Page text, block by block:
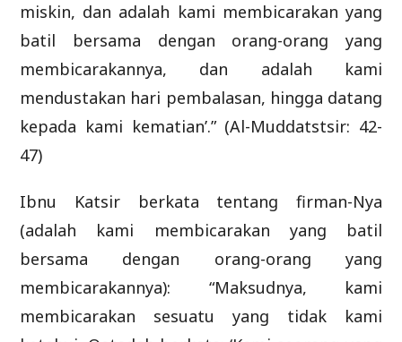
miskin, dan adalah kami membicarakan yang
batil bersama dengan orang-orang yang
membicarakannya, dan adalah kami
mendustakan hari pembalasan, hingga datang
kepada kami kematian’.” (Al-Muddatstsir: 42-
47)
Ibnu Katsir berkata tentang firman-Nya
(adalah kami membicarakan yang batil
bersama dengan orang-orang yang
membicarakannya): “Maksudnya, kami
membicarakan sesuatu yang tidak kami